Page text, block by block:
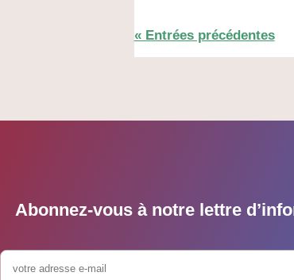
« Entrées précédentes
Abonnez-vous à notre lettre